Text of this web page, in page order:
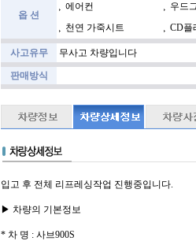
옵 션
에어컨
우드
천연 가죽시트
CD플
사고유무 무사고 차량입니다
판매방식
입고 후 전체 리프레싱작업 진행중입니다.
▶ 차량의 기본정보
* 차 명 : 사브900S